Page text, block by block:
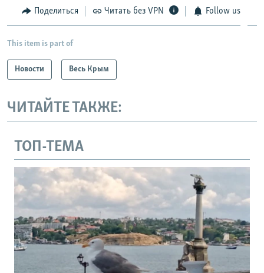
Поделиться Читать без VPN Follow us
This item is part of
Новости Весь Крым
ЧИТАЙТЕ ТАКЖЕ:
ТОП-ТЕМА